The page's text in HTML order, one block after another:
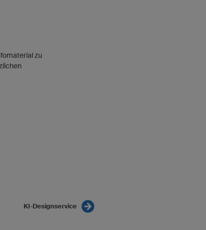
zu
KI-Designservice